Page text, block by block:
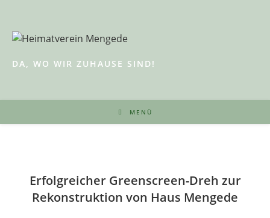
springen
DA, WO WIR ZUHAUSE SIND!
MENÜ
Erfolgreicher Greenscreen-Dreh zur
Rekonstruktion von Haus Mengede